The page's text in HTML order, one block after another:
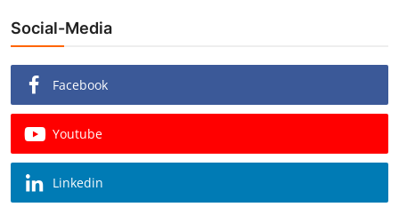
Redaktion
Beiträge
Vorproduktion
Social-Media
Facebook
Youtube
Linkedin